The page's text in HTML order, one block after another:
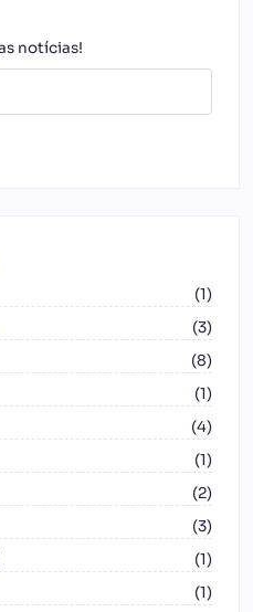
notícias!
(1)
(3)
(8)
(1)
(4)
(1)
(2)
(3)
(1)
(1)